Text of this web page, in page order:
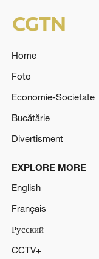
Home
Foto
Economie-Societate
Bucătărie
Divertisment
EXPLORE MORE
English
Français
Русский
CCTV+